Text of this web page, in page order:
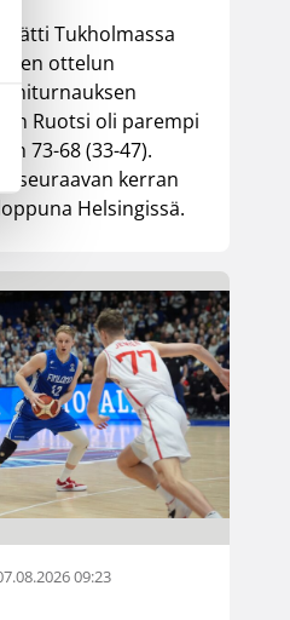
päätti Tukholmassa
ottelun
Ruotsi oli parempi
73-68 (33-47).
seuraavan kerran
Helsingissä.
09:23